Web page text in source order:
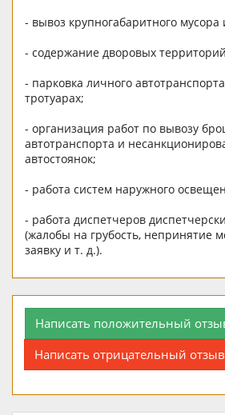
- вывоз крупногабаритного мусора
- содержание дворовых
- парковка личного
тротуарах;
- организация работ по вывозу
автотранспорта и
автостоянок;
- работа систем наружного
- работа диспетчеров
(жалобы на грубость, непринятие
заявку и т. д.).
Написать положительный
Написать отрицательный отзыв